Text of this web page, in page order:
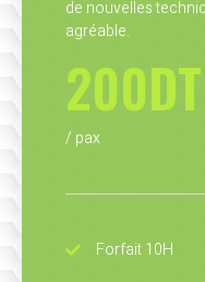
de nouvelles
agréable.
200DT
/ pax
Forfait 10H